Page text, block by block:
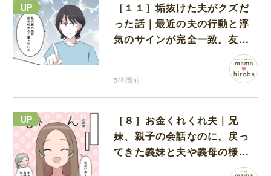
［１１］垢抜けた夫がクズだ
った話｜最近の夫の行動と浮
気のサインが完全一致。友人
5時間前
［８］お金くれくれ夫｜兄
妹、親子の会話なのに。戻っ
てきた義妹と夫や義母の様子